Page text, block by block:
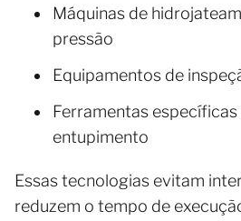
Máquinas de
pressão
Equipamentos de
Ferramentas
entupimento
Essas tecnologias evitam
reduzem o tempo de